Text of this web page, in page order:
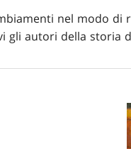
nel modo
gli autori della storia